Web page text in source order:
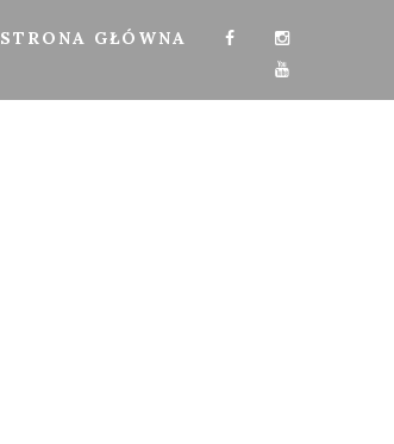
STRONA GŁÓWNA